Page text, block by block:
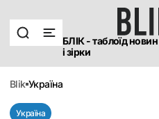
БЛІК - таблоїд
і зірки
blik україна
Україна